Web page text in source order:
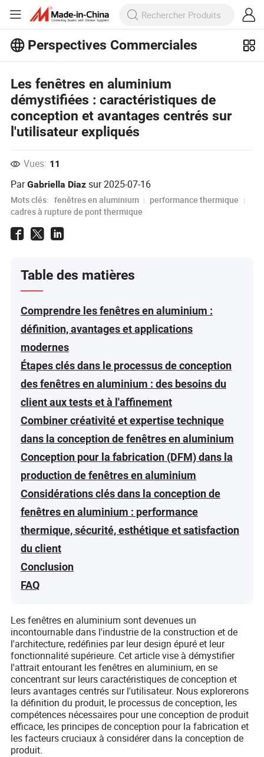
Perspectives Commerciales
sur Perspectives Commerciales !
Voir Plus
Les fenêtres en aluminium
démystifiées : caractéristiques de
conception et avantages centrés sur
l'utilisateur expliqués
Vues: 11
ParGabriella Diaz sur2025-07-16
Mots clés: fenêtres en aluminium
performance thermique
cadres à rupture de pont thermique
Table des matières
Comprendre les fenêtres en aluminium :
définition, avantages et applications
modernes
Étapes clés dans le processus de conception
des fenêtres en aluminium : des besoins du
client aux tests et à l'affinement
Combiner créativité et expertise technique
dans la conception de fenêtres en aluminium
Conception pour la fabrication (DFM) dans la
production de fenêtres en aluminium
Considérations clés dans la conception de
fenêtres en aluminium : performance
thermique, sécurité, esthétique et satisfaction
du client
Conclusion
FAQ
Les fenêtres en aluminium sont devenues un
incontournable dans l'industrie de la construction et de
l'architecture, redéfinies par leur design épuré et leur
fonctionnalité supérieure. Cet article vise à démystifier
l'attrait entourant les fenêtres en aluminium, en se
concentrant sur leurs caractéristiques de conception et
leurs avantages centrés sur l'utilisateur. Nous explorerons
la définition du produit, le processus de conception, les
compétences nécessaires pour une conception de produit
efficace, les principes de conception pour la fabrication et
les facteurs cruciaux à considérer dans la conception de
produit.